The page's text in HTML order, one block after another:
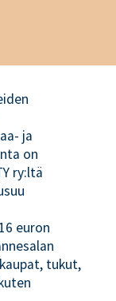
ja
on
ry:ltä
euron
tukut,